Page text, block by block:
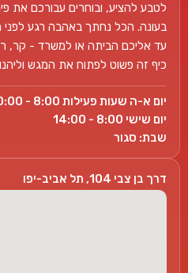
לטבע להציע, ובוחרים עבורכם את
בעונה. הכל נחתך באהבה רגע לפני
עד אליכם הביתה או למשרד - קר,
כיף זה פשוט לפתוח את המגש
יום א-ה שעות פעילות 8:00 - 20:00
יום שישי 8:00 - 14:00
שבת: סגור
דרך בן צבי 104, תל אביב-יפו